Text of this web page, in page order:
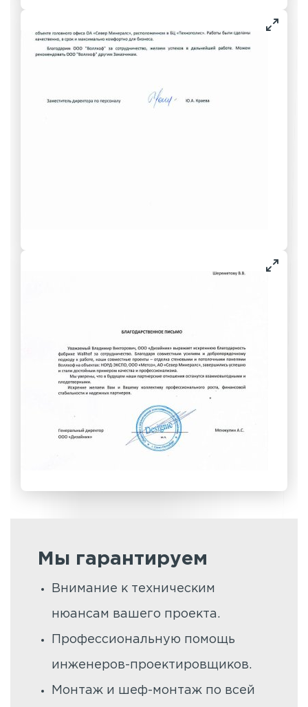
Мы гарантируем
Внимание к техническим
нюансам вашего проекта.
Профессиональную помощь
инженеров-проектировщиков.
Монтаж и шеф-монтаж по всей